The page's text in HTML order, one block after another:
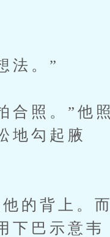
法。”
照。”他照
地勾起腋
的背上。而
下巴示意韦